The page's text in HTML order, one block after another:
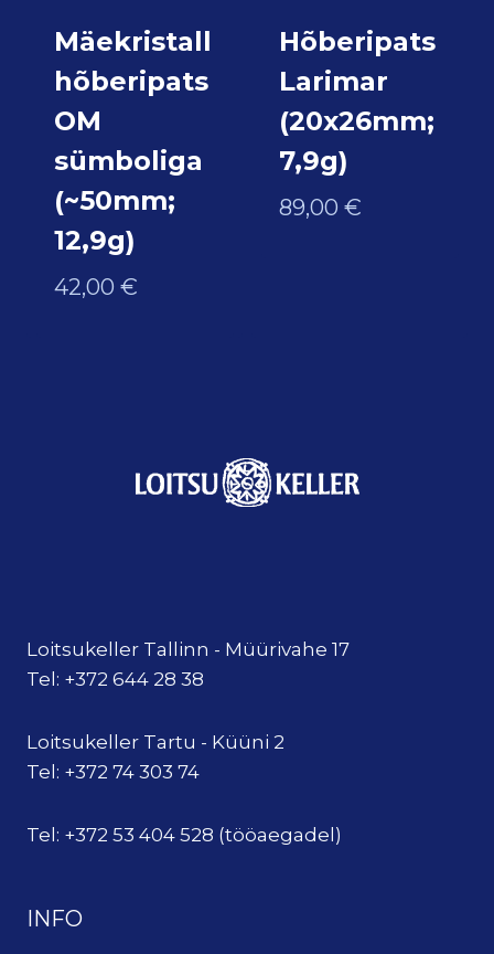
Mäekristall
hõberipats
OM
sümboliga
(~50mm;
12,9g)
42,00 €
Hõberipats
Larimar
(20x26mm;
7,9g)
89,00 €
Loitsukeller Tallinn - Müürivahe 17
Tel: +372 644 28 38
Loitsukeller Tartu - Küüni 2
Tel: +372 74 303 74
Tel: +372 53 404 528 (tööaegadel)
INFO